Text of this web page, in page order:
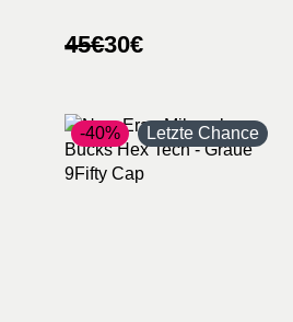
45€
Ursprünglicher
45€
30€
Aktueller
30€.
-40% Letzte Chance